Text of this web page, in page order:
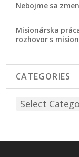
Nebojme sa
Misionárska
rozhovor s
CATEGORIES